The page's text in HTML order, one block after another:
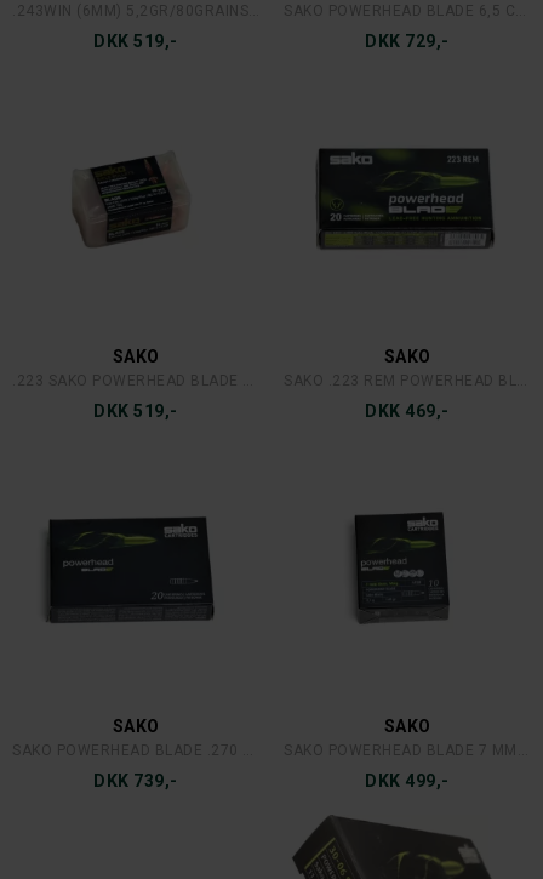
DKK 519,- DKK 729,-
SAKO
DKK 519,-
SAKO
DKK 469,-
SAKO
DKK 739,-
SAKO
DKK 499,-